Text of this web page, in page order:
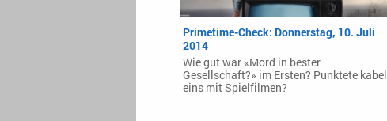
Primetime-Check: Donnerstag, 10. Juli
2014
Wie gut war «Mord in bester
Gesellschaft?» im Ersten? Punktete kabel
eins mit Spielfilmen?